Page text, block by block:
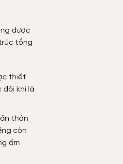
được
tổng
thiết
đôi khi là
thân
còn
ẩm